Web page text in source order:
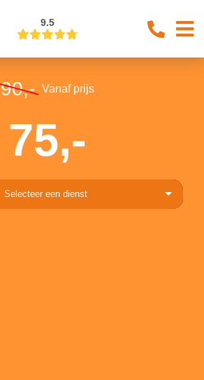
9.5
90,- Vanaf prijs
75,-
Selecteer een dienst